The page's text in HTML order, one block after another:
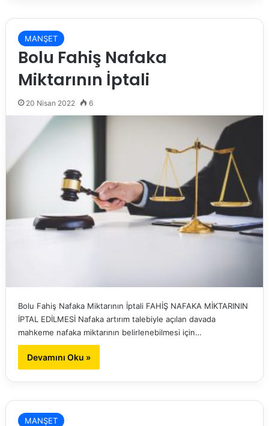
MANŞET
Bolu Fahiş Nafaka
Miktarının İptali
20 Nisan 2022 6
Bolu Fahiş Nafaka Miktarının İptali FAHİŞ NAFAKA MİKTARININ
İPTAL EDİLMESİ Nafaka artırım talebiyle açılan davada
mahkeme nafaka miktarının belirlenebilmesi için…
Devamını Oku »
MANŞET